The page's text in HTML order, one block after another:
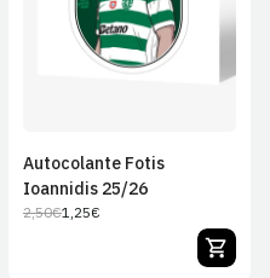
Autocolante Fotis
Ioannidis 25/26
Preço
2,50€Preço
1,25€